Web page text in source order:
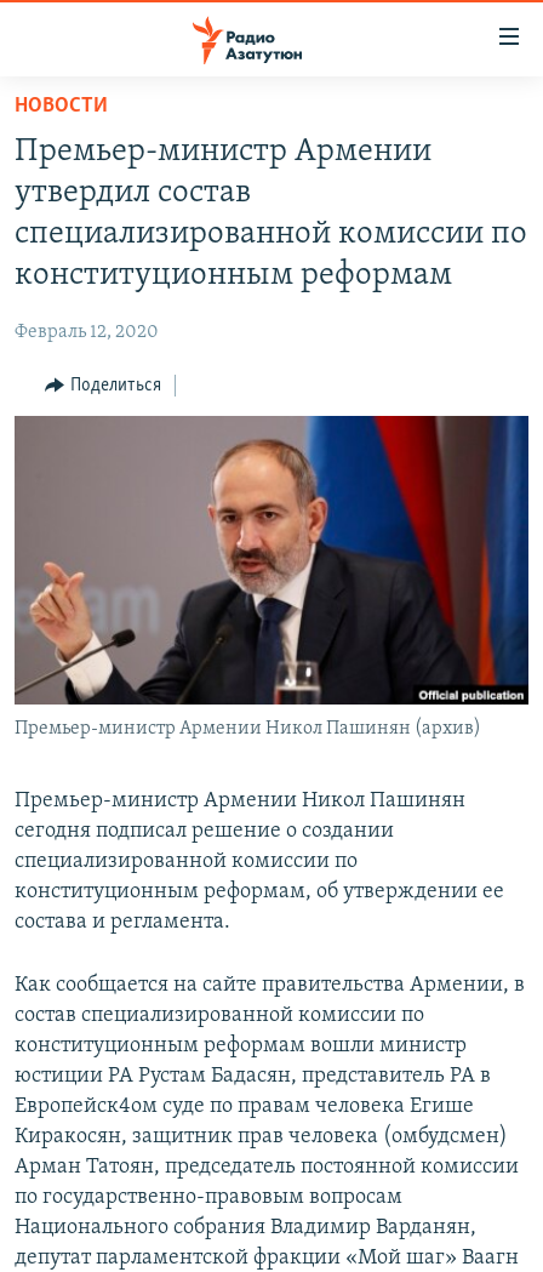
Перейти
основному
содержанию
Перейти
основной
Перейти
поиску
НОВОСТИ
ПОЛИТИКА
РЕГИОН
НАГОРНЫЙ КАРАБАХ
Հայերեն
English
Русский
Все сайты Радио Азатутюн
НОВОСТИ
Премьер-министр Армении
утвердил состав
специализированной комиссии по
конституционным реформам
Февраль 12, 2020
Поделиться
Премьер-министр Армении Никол Пашинян (архив)
Премьер-министр Армении Никол Пашинян
сегодня подписал решение о создании
специализированной комиссии по
конституционным реформам, об утверждении ее
состава и регламента.
Как сообщается на сайте правительства Армении, в
состав специализированной комиссии по
конституционным реформам вошли министр
юстиции РА Рустам Бадасян, представитель РА в
Европейск4ом суде по правам человека Егише
Киракосян, защитник прав человека (омбудсмен)
Арман Татоян, председатель постоянной комиссии
по государственно-правовым вопросам
Национального собрания Владимир Варданян,
депутат парламентской фракции «Мой шаг» Ваагн